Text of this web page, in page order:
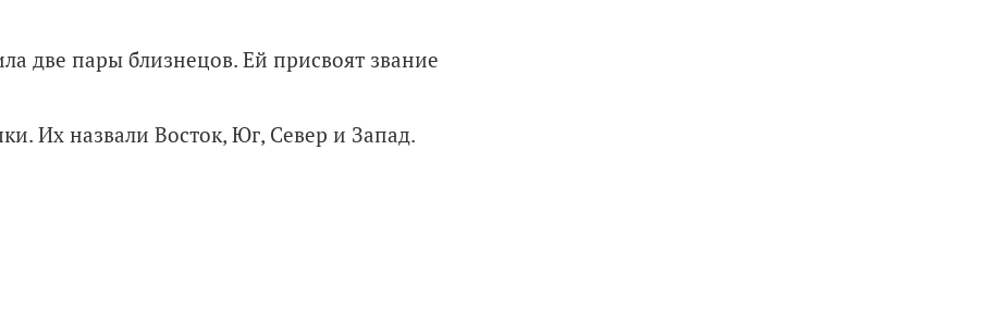
две пары близнецов. Ей присвоят звание
Их назвали Восток, Юг, Север и Запад.